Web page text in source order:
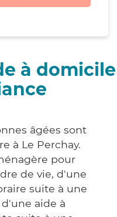
à domicile
âgées sont
à Le Perchay.
pour
de vie, d'une
suite à une
aide à